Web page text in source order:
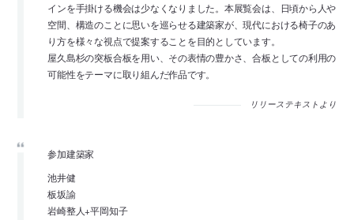
インを手掛ける機会は少なくなりました。本展覧会は、日頃から人や
空間、構造のことに思いを巡らせる建築家が、現代における椅子のあ
り方を様々な視点で提案することを目的としています。
屋久島杉の突板合板を用い、その表情の豊かさ、合板としての利用の
可能性をテーマに取り組んだ作品です。
リリーステキストより
参加建築家
池井健
板坂諭
岩崎整人+平岡知子